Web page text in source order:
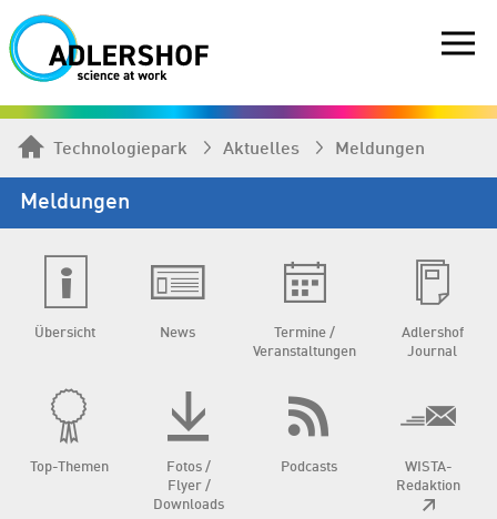
Technologiepark Aktuelles Meldungen
Meldungen
Übersicht News
Termine /
Veranstaltungen
Adlershof
Journal
Top-Themen
Fotos /
Flyer /
Downloads
Podcasts
WISTA-
Redaktion